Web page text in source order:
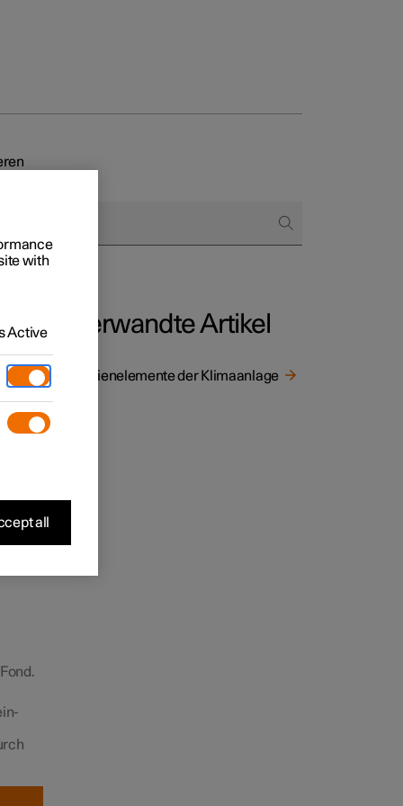
Verwandte Artikel
Bedienelemente der Klimaanlage
with
Active
all